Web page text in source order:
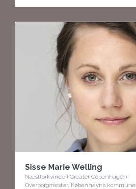
Sisse Marie Welling
Næstforkvinde i Greater Copenhagen
Overborgmester, Københavns kommune